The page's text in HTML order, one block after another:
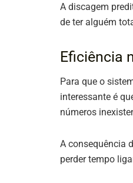
A discagem
de ter alguém
Eficiência
Para que o
interessante é
números
A consequência
perder tempo